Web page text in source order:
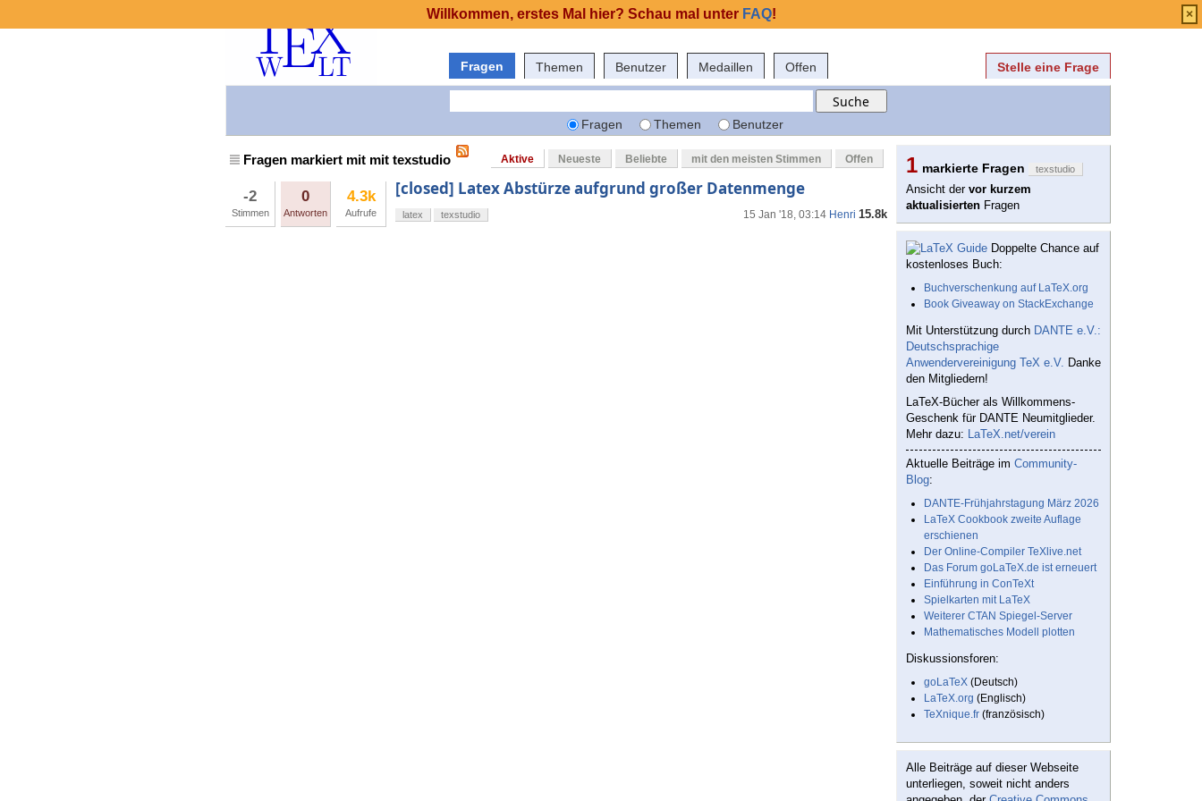
Fragen Themen Benutzer Medaillen Offen Stelle eine Frage
Fragen Themen Benutzer
Fragen markiert mit mit texstudio Aktive Neueste Beliebte mit den meisten Stimmen Offen
-2
Stimmen
0
Antworten
4.3k
Aufrufe
[closed] Latex Abstürze aufgrund großer Datenmenge
15 Jan '18, 03:14 Henri 15.8k
latex texstudio
1 markierte Fragen texstudio
Ansicht der vor kurzem
aktualisierten Fragen
Doppelte Chance auf
kostenloses Buch:
Buchverschenkung auf LaTeX.org
Book Giveaway on StackExchange
Mit Unterstützung durch DANTE e.V.:
Deutschsprachige
Anwendervereinigung TeX e.V. Danke
den Mitgliedern!
LaTeX-Bücher als Willkommens-
Geschenk für DANTE Neumitglieder.
Mehr dazu: LaTeX.net/verein
Aktuelle Beiträge im Community-
Blog:
DANTE-Frühjahrstagung März 2026
LaTeX Cookbook zweite Auflage
erschienen
Der Online-Compiler TeXlive.net
Das Forum goLaTeX.de ist erneuert
Einführung in ConTeXt
Spielkarten mit LaTeX
Weiterer CTAN Spiegel-Server
Mathematisches Modell plotten
Diskussionsforen:
goLaTeX (Deutsch)
LaTeX.org (Englisch)
TeXnique.fr (französisch)
Alle Beiträge auf dieser Webseite
unterliegen, soweit nicht anders
Willkommen, erstes Mal hier? Schau mal unter FAQ! ×